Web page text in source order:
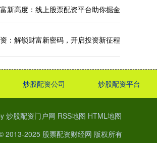
新高度：线上股票配资平台助你掘金
：解锁财富新密码，开启投资新征程
炒股配资公司 炒股配资平台
炒股配资门户网 RSS地图 HTML地图
2013-2025 股票配资财经网 版权所有